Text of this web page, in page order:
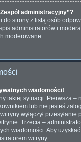
administracyjny”?
do strony z listą osób
administratorów i
moderowane.
wiadomości!
takiej sytuacji. Pierwsza –
lub nie jesteś
wyłączył przesyłanie
Trzecia –
wiadomości. Aby
witryny.